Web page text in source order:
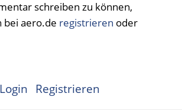
schreiben zu können,
bei aero.de registrieren oder
Login Registrieren